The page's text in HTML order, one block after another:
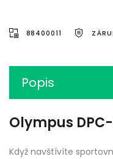
88400011
Popis
Olympus DPC-
Když navštívíte